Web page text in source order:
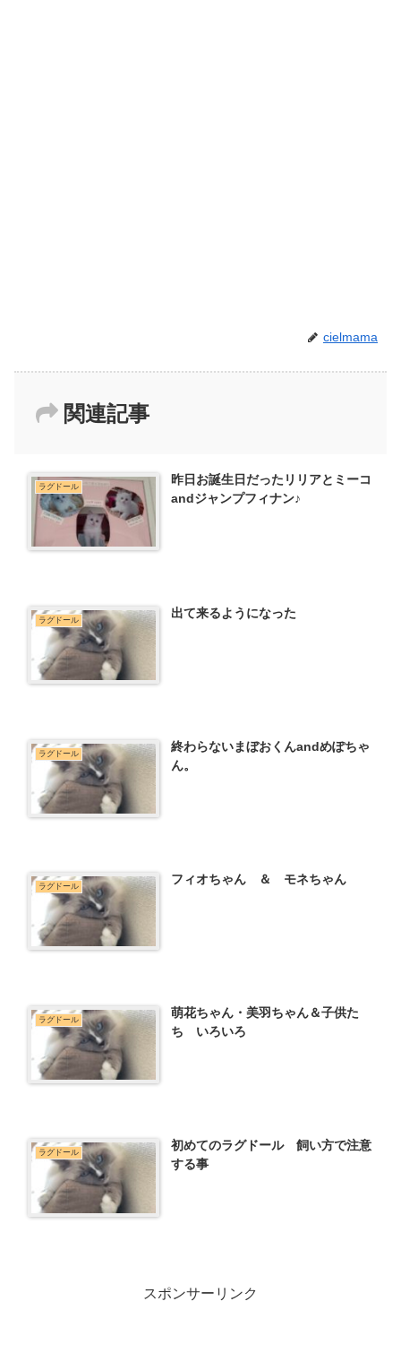
cielmama
関連記事
ラグドール
昨日お誕生日だったリリアとミーコ
andジャンプフィナン♪
ラグドール 出て来るようになった
ラグドール
終わらないまぼおくんandめぽちゃ
ん。
ラグドール フィオちゃん ＆ モネちゃん
ラグドール
萌花ちゃん・美羽ちゃん＆子供た
ち いろいろ
ラグドール
初めてのラグドール 飼い方で注意
する事
スポンサーリンク